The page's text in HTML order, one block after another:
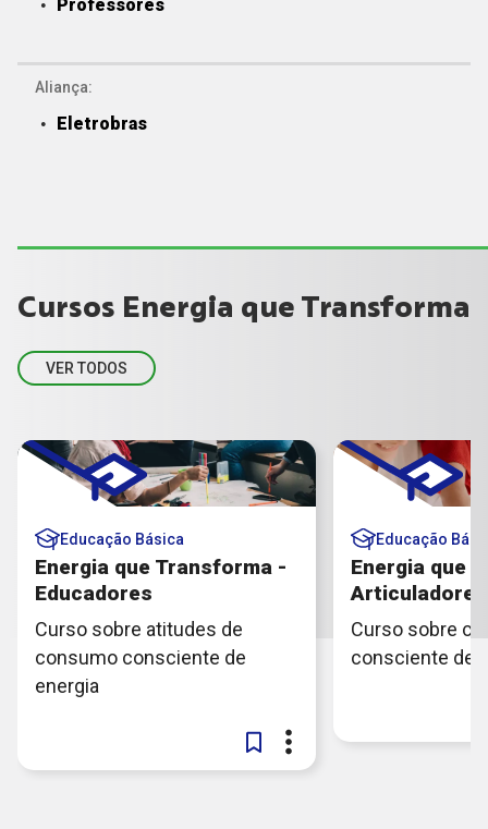
Professores
Aliança:
Eletrobras
Cursos Energia que Transforma
VER TODOS
Educação Básica
Energia que Transforma -
Educadores
Curso sobre atitudes de
consumo consciente de
energia
Educação
Energia que
Articuladores
Curso sobre
consciente de